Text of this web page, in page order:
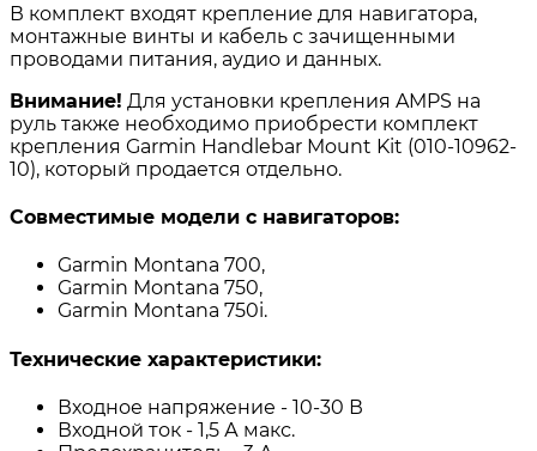
В комплект входят крепление для навигатора,
монтажные винты и кабель с зачищенными
проводами питания, аудио и данных.
Внимание! Для установки крепления AMPS на
руль также необходимо приобрести комплект
крепления Garmin Handlebar Mount Kit (010-10962-
10), который продается отдельно.
Совместимые модели с навигаторов:
Garmin Montana 700,
Garmin Montana 750,
Garmin Montana 750i.
Технические характеристики:
Входное напряжение - 10-30 В
Входной ток - 1,5 А макс.